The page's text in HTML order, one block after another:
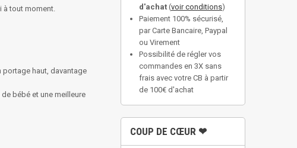
à tout moment.
portage haut, davantage
bébé et une meilleure
d'achat (voir conditions)
Paiement 100% sécurisé,
par Carte Bancaire, Paypal
ou Virement
Possibilité de régler vos
commandes en 3X sans
frais avec votre CB à partir
de 100€ d'achat
COUP DE CŒUR ❤